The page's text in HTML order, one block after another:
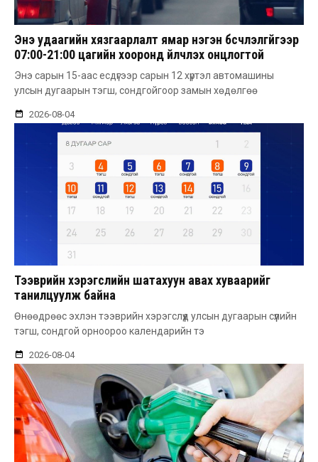
Энэ удаагийн хязгаарлалт ямар нэгэн бүсчлэлгүйгээр
07:00-21:00 цагийн хооронд үйлчлэх онцлогтой
Энэ сарын 15-аас есдүгээр сарын 12 хүртэл автомашины
улсын дугаарын тэгш, сондгойгоор замын хөдөлгөө
2026-08-04
Тээврийн хэрэгслийн шатахуун авах хуваарийг
танилцуулж байна
Өнөөдрөөс эхлэн тээврийн хэрэгслүүд улсын дугаарын сүүлийн
тэгш, сондгой орноороо календарийн тэ
2026-08-04